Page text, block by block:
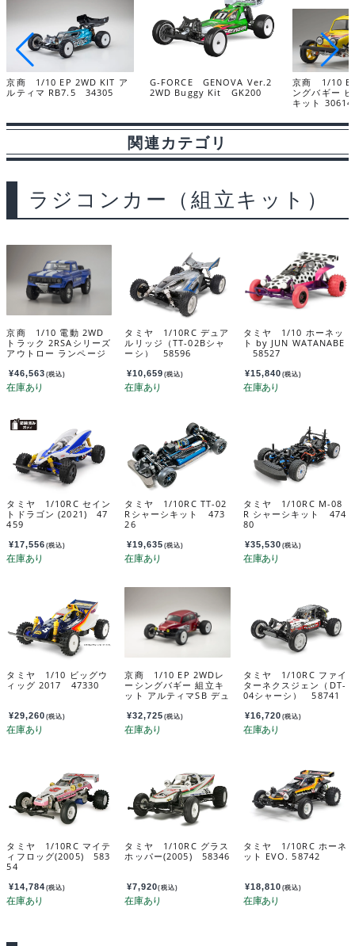
京商 1/10 EP 2WD KIT ア
ルティマ RB7.5 34305
G-FORCE GENOVA Ver.2
2WD Buggy Kit GK200
京商 1/10
ングバギー
キット
関連カテゴリ
ラジコンカー（組立キット）
京商 1/10 電動 2WD
トラック 2RSAシリーズ
アウトロー ランページ
4365
¥46,563 (税込)
タミヤ 1/10RC デュア
ルリッジ（TT-02Bシャ
ーシ） 58596
¥10,659 (税込)
タミヤ 1/10 ホーネッ
ト by JUN WATANABE
58527
¥15,840 (税込)
タミヤ 1/10RC セイン
トドラゴン (2021) 47
459
¥17,556 (税込)
タミヤ 1/10RC TT-02
Rシャーシキット 473
26
¥19,635 (税込)
タミヤ 1/10RC M-08
R シャーシキット 474
80
¥35,530 (税込)
タミヤ 1/10 ビッグウ
ィッグ 2017 47330
¥29,260 (税込)
京商 1/10 EP 2WDレ
ーシングバギー 組立キ
ット アルティマSB デュ
¥32,725 (税込)
タミヤ 1/10RC ファイ
ターネクスジェン（DT-
04シャーシ） 58741
¥16,720 (税込)
タミヤ 1/10RC マイテ
ィフロッグ(2005) 583
54
¥14,784 (税込)
タミヤ 1/10RC グラス
ホッパー(2005) 58346
¥7,920(税込)
タミヤ 1/10RC ホーネ
ット EVO. 58742
¥18,810 (税込)